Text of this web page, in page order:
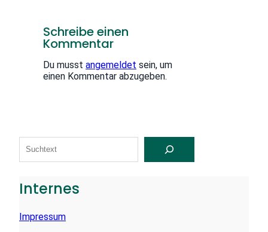
Schreibe einen
Kommentar
Du musst angemeldet sein, um
einen Kommentar abzugeben.
C
Internes
Impressum